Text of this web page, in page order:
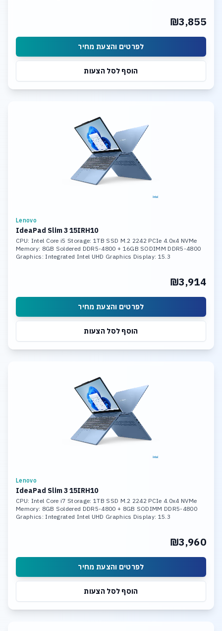
₪3,855
לפרטים והצעת מחיר
הוסף לסל הצעות
Lenovo
IdeaPad Slim 3 15IRH10
CPU: Intel Core i5 Storage: 1TB SSD M.2 2242 PCIe 4.0x4 NVMe
Memory: 8GB Soldered DDR5-4800 + 16GB SODIMM DDR5-4800
Graphics: Integrated Intel UHD Graphics Display: 15.3
₪3,914
לפרטים והצעת מחיר
הוסף לסל הצעות
Lenovo
IdeaPad Slim 3 15IRH10
CPU: Intel Core i7 Storage: 1TB SSD M.2 2242 PCIe 4.0x4 NVMe
Memory: 8GB Soldered DDR5-4800 + 8GB SODIMM DDR5-4800
Graphics: Integrated Intel UHD Graphics Display: 15.3
₪3,960
לפרטים והצעת מחיר
הוסף לסל הצעות